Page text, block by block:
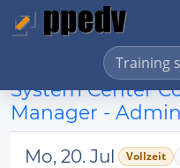
System Center
Manager -
Mo, 20. Jul Vollzeit